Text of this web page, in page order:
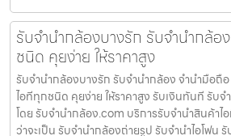
รับจำนำกล้องบางรัก รับจํานํากล้อ
ชนิด คุยง่าย ให้ราคาสูง
รับจำนำกล้องบางรัก รับจํานํากล้อง จำนำมือถื
ไอทีทุกชนิด คุยง่าย ให้ราคาสูง รับเงินทันที รับจ
โดย รับจํานํากล้อง.com บริการรับจํานําสินค้าไ
ว่าจะเป็น รับจํานํากล้องถ่ายรูป รับจํานําไอโฟน